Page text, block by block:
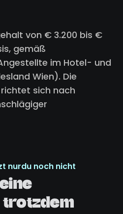
von € 3.200 bis €
gemäß
im Hotel- und
Wien). Die
sich nach
nurdu noch nicht
trotzdem